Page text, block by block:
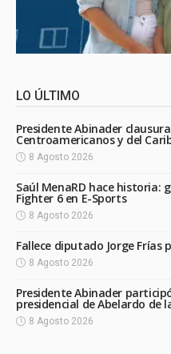
LO ÚLTIMO
Presidente Abinader
Centroamericanos y del
8 Agosto 2026
Saúl MenaRD hace historia:
Fighter 6 en E-Sports
8 Agosto 2026
Fallece diputado Jorge Frías
8 Agosto 2026
Presidente Abinader
presidencial de Abelardo de
8 Agosto 2026